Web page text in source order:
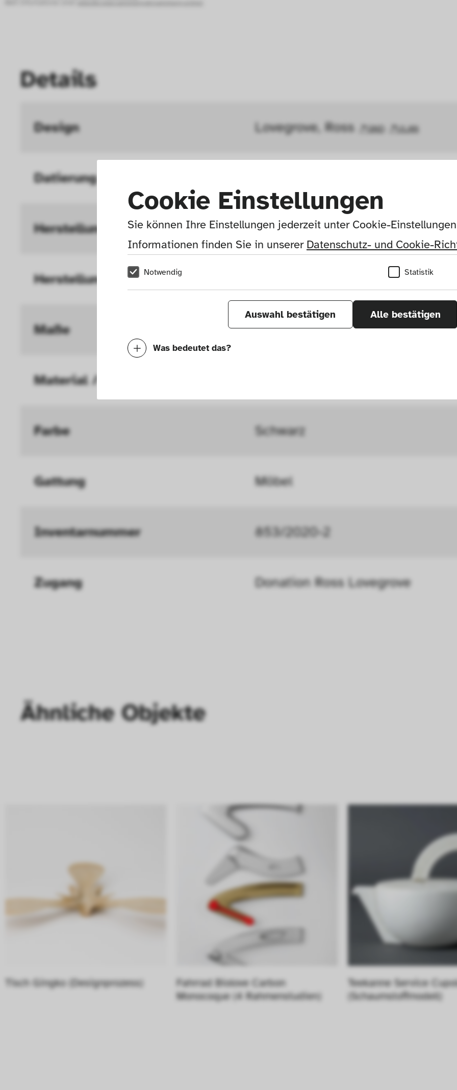
Cookie Einstellungen
Sie können Ihre Einstellungen jederzeit unter Cookie-
Informationen finden Sie in unserer Datenschutz- und Cookie-
Notwendig Statistik
Auswahl bestätigen Alle bestätigen
Was bedeutet das?
Geschwindigkeit erhöht, mit der wir deine Anfrage bearbeiten
Deaktivieren dieser Cookies kann zu schlecht ausgewählten
Statistik
Details
Design Lovegrove, Ross GND ULAN
Datierung Entwurf
Herstellung Studio Ross Lovegrove
Herstellungs­ort London, England, Großbritannien,
Maße Höhe: 14,5, Durchmesser: 24 cm
Material / Technik
Farbe Schwarz
Gattung Möbel
Inventar­nummer 853/2020-2
Zugang Donation Ross Lovegrove
Ähnliche Objekte
Tisch Gingko (Designprozess)
Fahrrad Biolove Carbon
Monocoque (4 Rahmenstudien)
Teekanne Service
(Schaumstoffmodell)